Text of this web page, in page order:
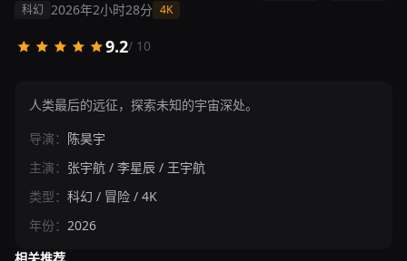
科幻 2026年2小时28分 4K
9.2/ 10
人类最后的远征，探索未知的宇宙深处。
导演： 陈昊宇
主演： 张宇航 / 李星辰 / 王宇航
类型： 科幻 / 冒险 / 4K
年份： 2026